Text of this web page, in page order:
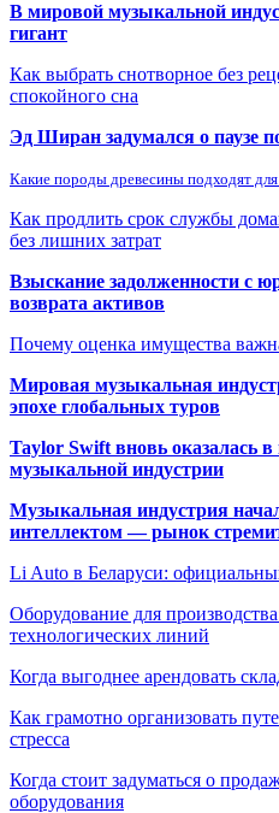
В мировой музыкальной
гигант
Как выбрать снотворное без
спокойного сна
Эд Ширан задумался о паузе
Какие породы древесины подходят
Как продлить срок службы
без лишних затрат
Взыскание задолженности с
возврата активов
Почему оценка имущества
Мировая музыкальная
эпохе глобальных туров
Taylor Swift вновь оказалась
музыкальной индустрии
Музыкальная индустрия
интеллектом — рынок
Li Auto в Беларуси:
Оборудование для
технологических линий
Когда выгоднее арендовать
Как грамотно организовать
стресса
Когда стоит задуматься о
оборудования